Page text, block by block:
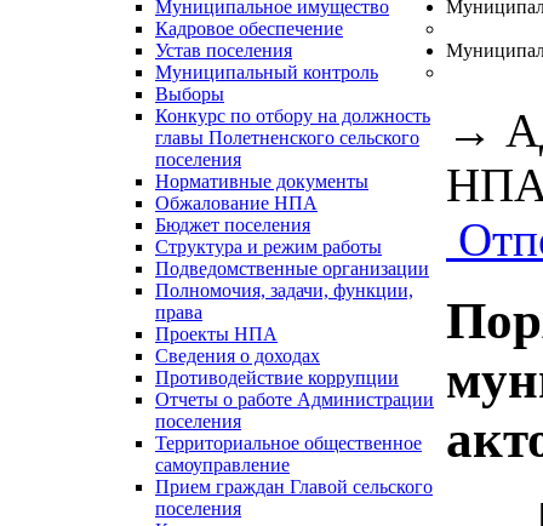
Муниципальное имущество
Кадровое обеспечение
Устав поселения
Муниципальный контроль
Выборы
Конкурс по отбору на должность
главы Полетненского сельского
поселения
Нормативные документы
Обжалование НПА
Бюджет поселения
Структура и режим работы
Подведомственные организации
Полномочия, задачи, функции,
права
Проекты НПА
Сведения о доходах
Противодействие коррупции
Отчеты о работе Администрации
поселения
Территориальное общественное
самоуправление
Прием граждан Главой сельского
поселения
→